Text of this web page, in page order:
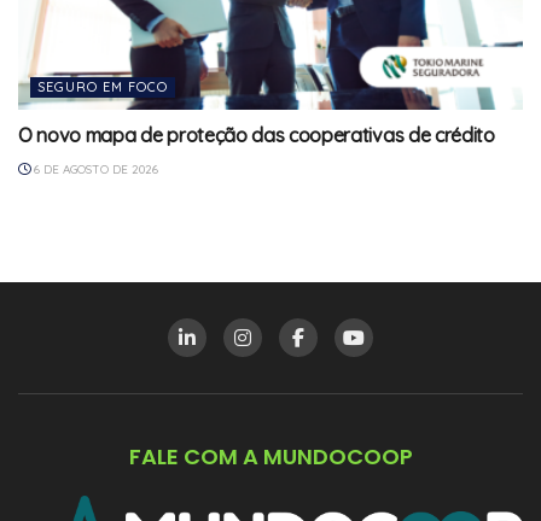
SEGURO EM FOCO
O novo mapa de proteção das cooperativas de crédito
6 DE AGOSTO DE 2026
FALE COM A MUNDOCOOP